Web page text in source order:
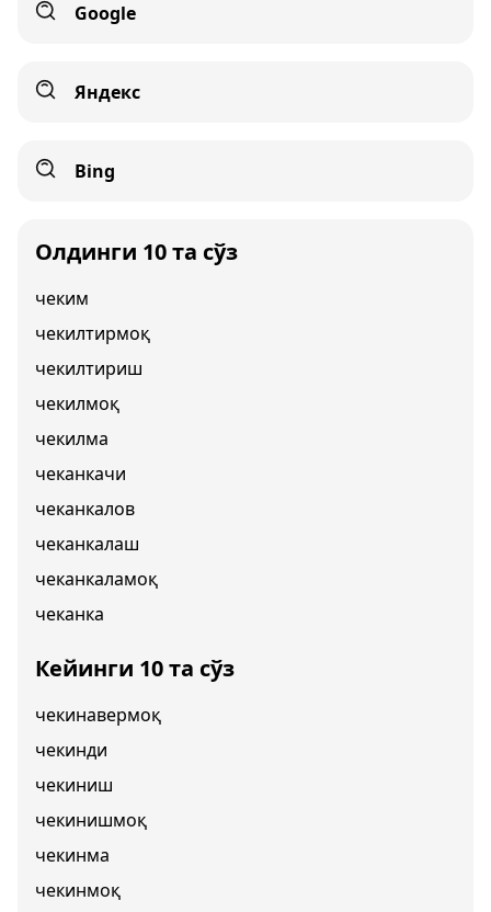
Google
Яндекс
Bing
Олдинги 10 та сўз
чеким
чекилтирмоқ
чекилтириш
чекилмоқ
чекилма
чеканкачи
чеканкалов
чеканкалаш
чеканкаламоқ
чеканка
Кейинги 10 та сўз
чекинавермоқ
чекинди
чекиниш
чекинишмоқ
чекинма
чекинмоқ